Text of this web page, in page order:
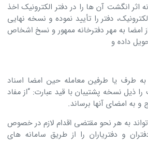
اثر انگشت آن ها را در دفتر الکترونیک اخذ
دفتر را تأیید نموده و نسخه نهایی
به مهر دفترخانه ممهور و نسخ اشخاص
داده و
طرف یا طرفین معامله حین امضا اسناد
را ذیل نسخه پشتیبان با قید عبارت: “از مفاد
به امضای آنها برساند.
به هر نحو مقتضی اقدام لازم در خصوص
و دفتریاران را از طریق سامانه های